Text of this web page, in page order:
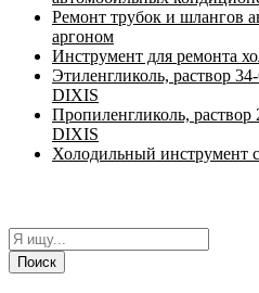
Ремонт трубок и шлангов
аргоном
Инструмент для ремонта
Этиленгликоль, раствор
DIXIS
Пропиленгликоль, раствор
DIXIS
Холодильный инструмент
Поиск